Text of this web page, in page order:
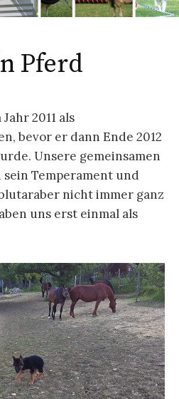
Pferd
2011 als
bevor er dann Ende 2012
Unsere gemeinsamen
Temperament und
nicht immer ganz
uns erst einmal als